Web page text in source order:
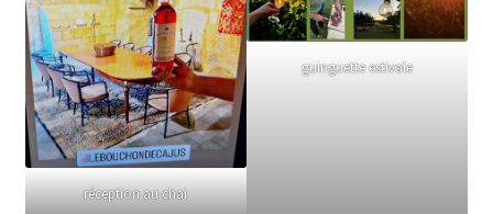
réception au chai
guinguette estivale